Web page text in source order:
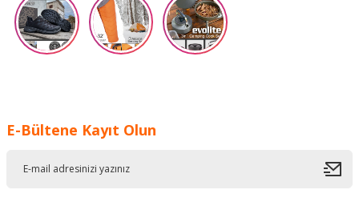
E-Bültene Kayıt Olun